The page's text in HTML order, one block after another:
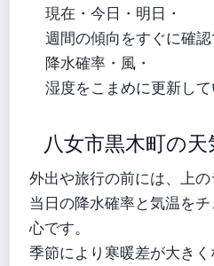
現在・今日・明日・
週間の傾向をすぐに確認
降水確率・風・
湿度をこまめに更新して
八女市黒木町の
外出や旅行の前には、上の
当日の降水確率と気温を
心です。
季節により寒暖差が大き